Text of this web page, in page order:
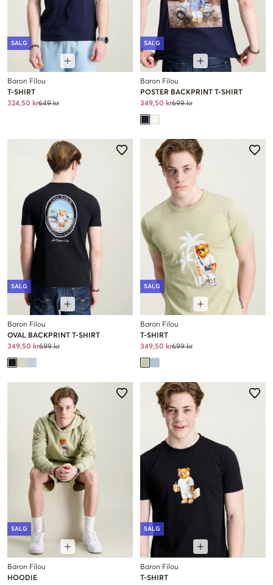
SALG
Baron Filou
T-SHIRT
324,50 kr649 kr
SALG
Baron Filou
POSTER BACKPRINT T-SHIRT
349,50 kr699 kr
SALG
Baron Filou
OVAL BACKPRINT T-SHIRT
349,50 kr699 kr
SALG
Baron Filou
T-SHIRT
349,50 kr699 kr
SALG
Baron Filou
HOODIE
SALG
Baron Filou
T-SHIRT